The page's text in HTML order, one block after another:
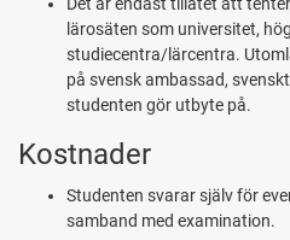
lärosäten som universitet,
studiecentra/lärcentra.
på svensk ambassad,
studenten gör utbyte på.
Kostnader
Studenten svarar själv för
samband med examination.